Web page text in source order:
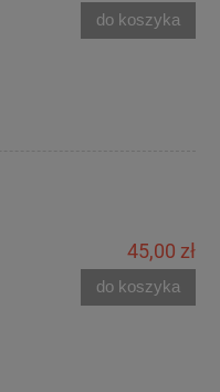
do koszyka
45,00 zł
do koszyka